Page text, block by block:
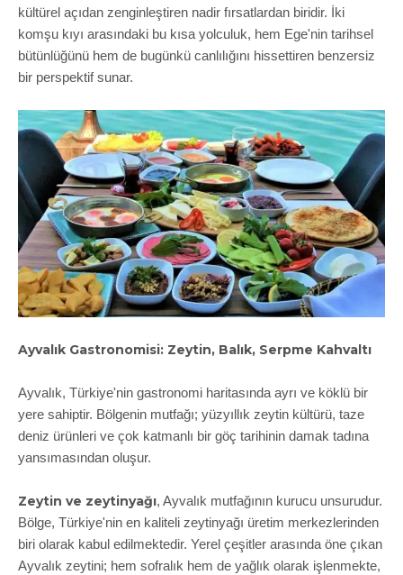
kültürel açıdan zenginleştiren nadir fırsatlardan biridir. İki
komşu kıyı arasındaki bu kısa yolculuk, hem Ege'nin tarihsel
bütünlüğünü hem de bugünkü canlılığını hissettiren benzersiz
bir perspektif sunar.
Ayvalık Gastronomisi: Zeytin, Balık, Serpme Kahvaltı
Ayvalık, Türkiye'nin gastronomi haritasında ayrı ve köklü bir
yere sahiptir. Bölgenin mutfağı; yüzyıllık zeytin kültürü, taze
deniz ürünleri ve çok katmanlı bir göç tarihinin damak tadına
yansımasından oluşur.
Zeytin ve zeytinyağı, Ayvalık mutfağının kurucu unsurudur.
Bölge, Türkiye'nin en kaliteli zeytinyağı üretim merkezlerinden
biri olarak kabul edilmektedir. Yerel çeşitler arasında öne çıkan
Ayvalık zeytini; hem sofralık hem de yağlık olarak işlenmekte,